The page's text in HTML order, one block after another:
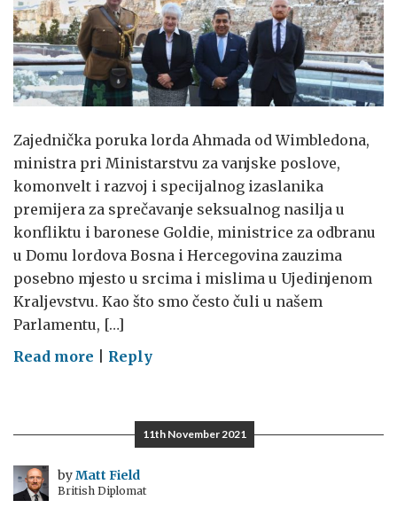
Zajednička poruka lorda Ahmada od Wimbledona,
ministra pri Ministarstvu za vanjske poslove,
komonvelt i razvoj i specijalnog izaslanika
premijera za sprečavanje seksualnog nasilja u
konfliktu i baronese Goldie, ministrice za odbranu
u Domu lordova Bosna i Hercegovina zauzima
posebno mjesto u srcima i mislima u Ujedinjenom
Kraljevstvu. Kao što smo često čuli u našem
Parlamentu, […]
Read more on
Ujedinjenog
Kraljevstva
Bosni
i
Reply
11th November 2021
byMatt Field
British Diplomat